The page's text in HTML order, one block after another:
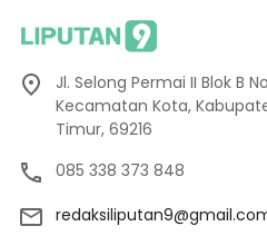
Jl. Selong Permai II Blok B
Kecamatan Kota,
Timur, 69216
085 338 373 848